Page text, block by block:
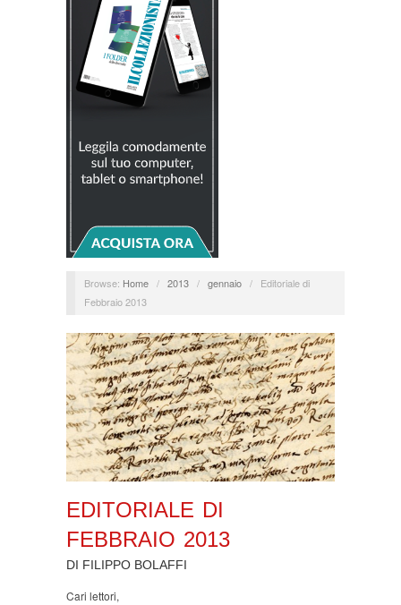
Browse: Home / 2013 / gennaio /
Editoriale di
Febbraio 2013
EDITORIALE DI
FEBBRAIO 2013
DI FILIPPO BOLAFFI
Cari lettori,